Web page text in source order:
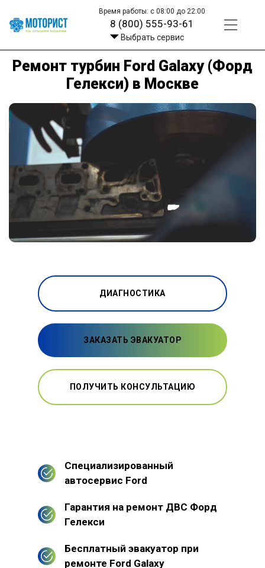
Время работы: с 08:00 до 22:00
8 (800) 555-93-61
Выбрать сервис
Ремонт турбин Ford Galaxy (Форд
Гелекси) в Москве
ДИАГНОСТИКА
ЗАКАЗАТЬ ЭВАКУАТОР
ПОЛУЧИТЬ КОНСУЛЬТАЦИЮ
Специализированный
автосервис Ford
Гарантия на ремонт ДВС Форд
Гелекси
Бесплатный эвакуатор при
ремонте Ford Galaxy